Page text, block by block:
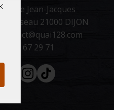
66 rue Jean-Jacques
Rousseau 21000 DIJON
contact@quai128.com
03 65 67 29 71
Facebook
Instagram
Tiktok